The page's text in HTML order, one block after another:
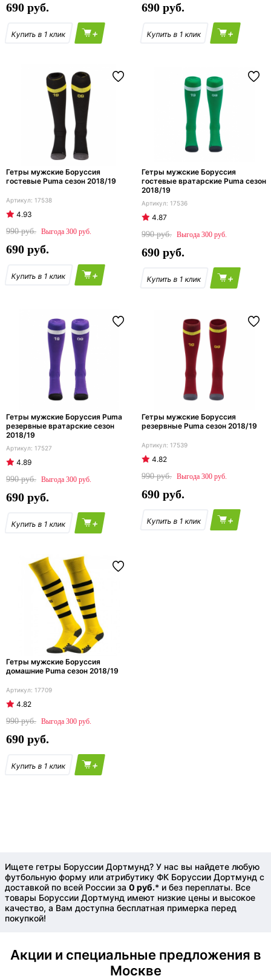
690
+
690
+
Гетры мужские Боруссия
гостевые Puma сезон 2018/19
17538
4.93
990
300
690
+
Гетры мужские Боруссия
гостевые вратарские Puma сезон
2018/19
17536
4.87
990
300
690
+
Гетры мужские Боруссия Puma
резервные вратарские сезон
2018/19
17527
4.89
990
300
690
+
Гетры мужские Боруссия
резервные Puma сезон 2018/19
17539
4.82
990
300
690
+
Гетры мужские Боруссия
домашние Puma сезон 2018/19
17709
4.82
990
300
690
+
Ищете гетры Боруссии Дортмунд? У нас вы найдете любую
футбольную форму или атрибутику ФК Боруссии Дортмунд с
доставкой по всей России за 0 руб.* и без переплаты. Все
товары Боруссии Дортмунд имеют низкие цены и высокое
качество, а Вам доступна бесплатная примерка перед
покупкой!
Акции и специальные предложения в
Москве